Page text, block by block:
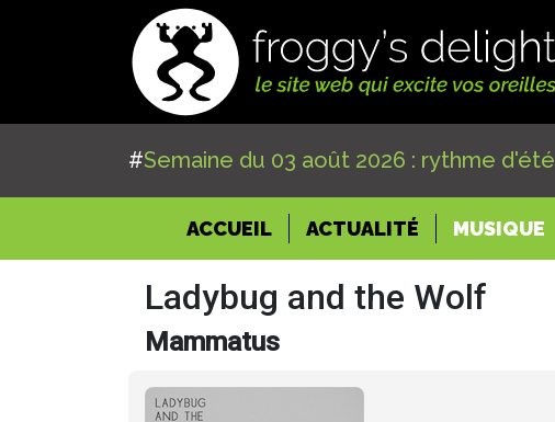
#Semaine du 03 août 2026 : rythme d'été
ACCUEIL(CURRENT)
ACTUALITÉ MUSIQUE
Ladybug and the Wolf
Mammatus